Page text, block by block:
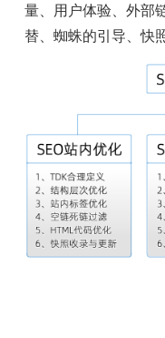
量、用户体验、外部
替、蜘蛛的引导、快